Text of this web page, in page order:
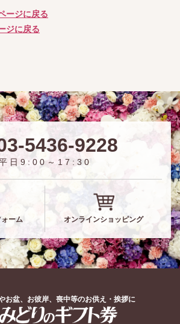
ージに戻る
ジに戻る
5436-9228
日9:00～17:30
ーム オンラインショッピング
お盆、お彼岸、喪中等のお供え・挨拶に